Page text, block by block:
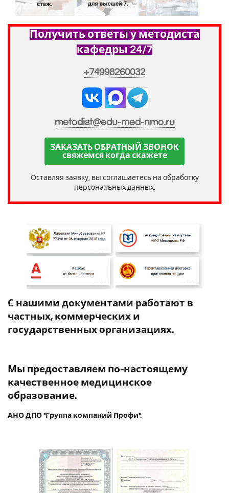
Получить ответы у методиста
кафедры 24/7
+74998260032
metodist@edu-med-nmo.ru
ЗАКАЗАТЬ ОБРАТНЫЙ ЗВОНОК
свяжемся когда скажете
Оставляя заявку, вы соглашаетесь на обработку
персональных данных.
С нашими документами работают в
частных, коммерческих и
государственных организациях.
Мы предоставляем по-настоящему
качественное медицинское
образование.
АНО ДПО "Группа компаний Профи".